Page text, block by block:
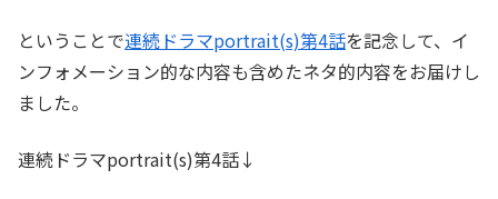
ということで連続ドラマportrait(s)第4話を記念して、イ
ンフォメーション的な内容も含めたネタ的内容をお届けし
ました。
連続ドラマportrait(s)第4話↓